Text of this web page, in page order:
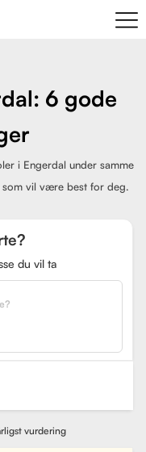
6 gode
i Engerdal under samme
som vil være best for deg.
du vil ta
vurdering